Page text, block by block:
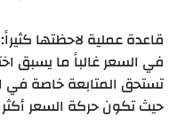
قاعدة عملية لاحظتها
في السعر غالباً ما يسبق
تستحق المتابعة خاصة في
حيث تكون حركة السعر